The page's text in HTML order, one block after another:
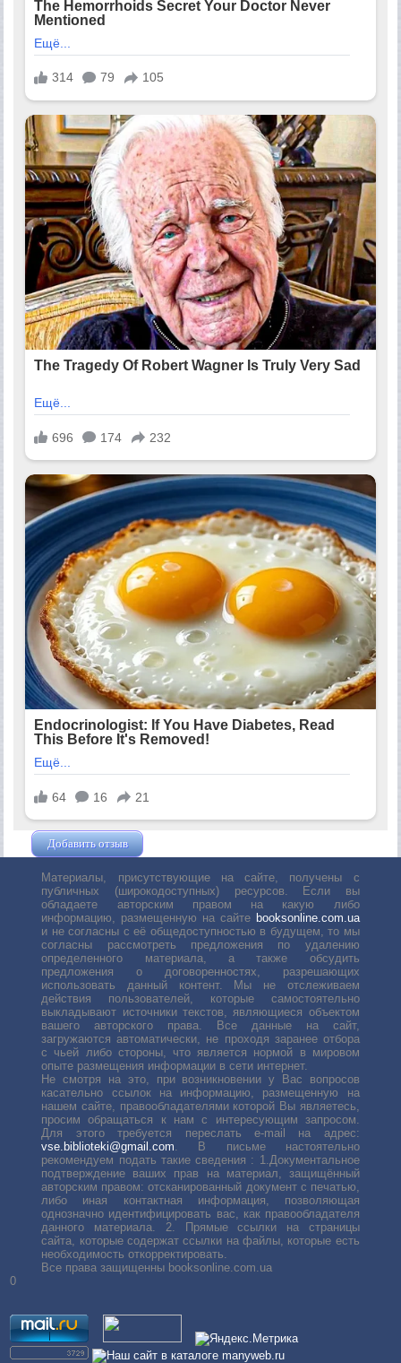
Добавить отзыв
Материалы, присутствующие на сайте, получены с
публичных (широкодоступных) ресурсов. Если вы
обладаете авторским правом на какую либо
информацию, размещенную на сайте booksonline.com.ua
и не согласны с её общедоступностью в будущем, то мы
согласны рассмотреть предложения по удалению
определенного материала, а также обсудить
предложения о договоренностях, разрешающих
использовать данный контент. Мы не отслеживаем
действия пользователей, которые самостоятельно
выкладывают источники текстов, являющиеся объектом
вашего авторского права. Все данные на сайт,
загружаются автоматически, не проходя заранее отбора
с чьей либо стороны, что является нормой в мировом
опыте размещения информации в сети интернет.
Не смотря на это, при возникновении у Вас вопросов
касательно ссылок на информацию, размещенную на
нашем сайте, правообладателями которой Вы являетесь,
просим обращаться к нам с интересующим запросом.
Для этого требуется переслать е-mail на адрес:
vse.biblioteki@gmail.com. В письме настоятельно
рекомендуем подать такие сведения : 1.Документальное
подтверждение ваших прав на материал, защищённый
авторским правом: отсканированный документ с печатью,
либо иная контактная информация, позволяющая
однозначно идентифицировать вас, как правообладателя
данного материала. 2. Прямые ссылки на страницы
сайта, которые содержат ссылки на файлы, которые есть
необходимость откорректировать.
Все права защищенны booksonline.com.ua
0